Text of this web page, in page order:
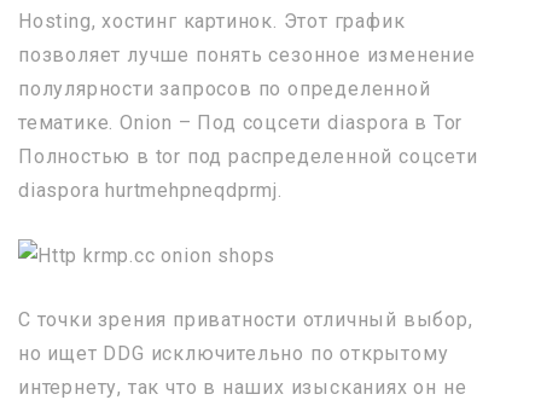
Hosting, хостинг картинок. Этот график
позволяет лучше понять сезонное изменение
полулярности запросов по определенной
тематике. Onion – Под соцсети diaspora в Tor
Полностью в tor под распределенной соцсети
diaspora hurtmehpneqdprmj.
С точки зрения приватности отличный выбор,
но ищет DDG исключительно по открытому
интернету, так что в наших изысканиях он не